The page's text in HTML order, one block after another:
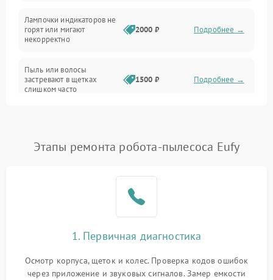
Батарея
Программные сбои
Лампочки индикаторов не
горят или мигают
некорректно
2000 ₽ Подробнее →
Пыль или волосы
застревают в щетках
слишком часто
1500 ₽ Подробнее →
Этапы ремонта робота-пылесоса Eufy
1. Первичная диагностика
Осмотр корпуса, щеток и колес. Проверка кодов ошибок
через приложение и звуковых сигналов. Замер емкости